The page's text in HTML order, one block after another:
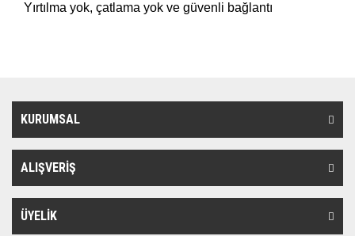
Yırtılma yok, çatlama yok ve güvenli bağlantı
KURUMSAL
ALIŞVERİŞ
ÜYELİK